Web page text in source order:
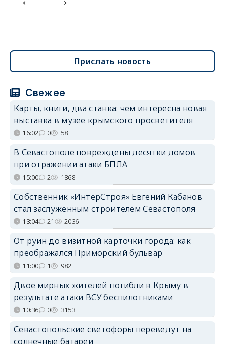
Прислать новость
Свежее
Карты, книги, два станка: чем интересна новая
выставка в музее крымского просветителя
16:02 0 58
В Севастополе повреждены десятки домов
при отражении атаки БПЛА
15:00 2 1868
Собственник «ИнтерСтроя» Евгений Кабанов
стал заслуженным строителем Севастополя
13:04 21 2036
От руин до визитной карточки города: как
преображался Приморский бульвар
11:00 1 982
Двое мирных жителей погибли в Крыму в
результате атаки ВСУ беспилотниками
10:36 0 3153
Севастопольские светофоры переведут на
солнечные батареи